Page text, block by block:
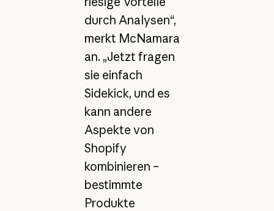
durch Analysen“,
merkt McNamara
an. „Jetzt fragen
sie einfach
Sidekick, und es
kann andere
Aspekte von
Shopify
kombinieren –
bestimmte
Produkte